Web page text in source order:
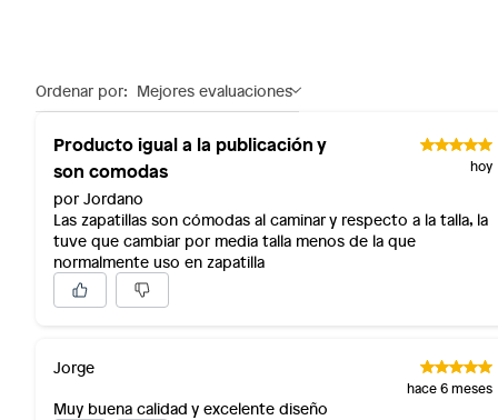
Ordenar por: Mejores evaluaciones
Producto igual a la publicación y
son comodas
por Jordano
hoy
Las zapatillas son cómodas al caminar y respecto a la talla, la
tuve que cambiar por media talla menos de la que
normalmente uso en zapatilla
Jorge
hace 6 meses
Muy buena calidad y excelente diseño